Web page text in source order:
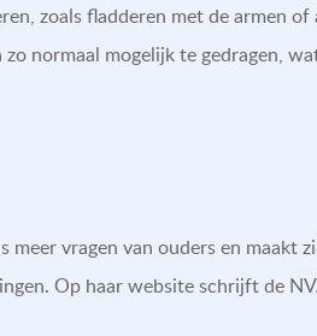
zoals fladderen met de armen of
normaal mogelijk te gedragen,
vragen van ouders en maakt
Op haar website schrijft de